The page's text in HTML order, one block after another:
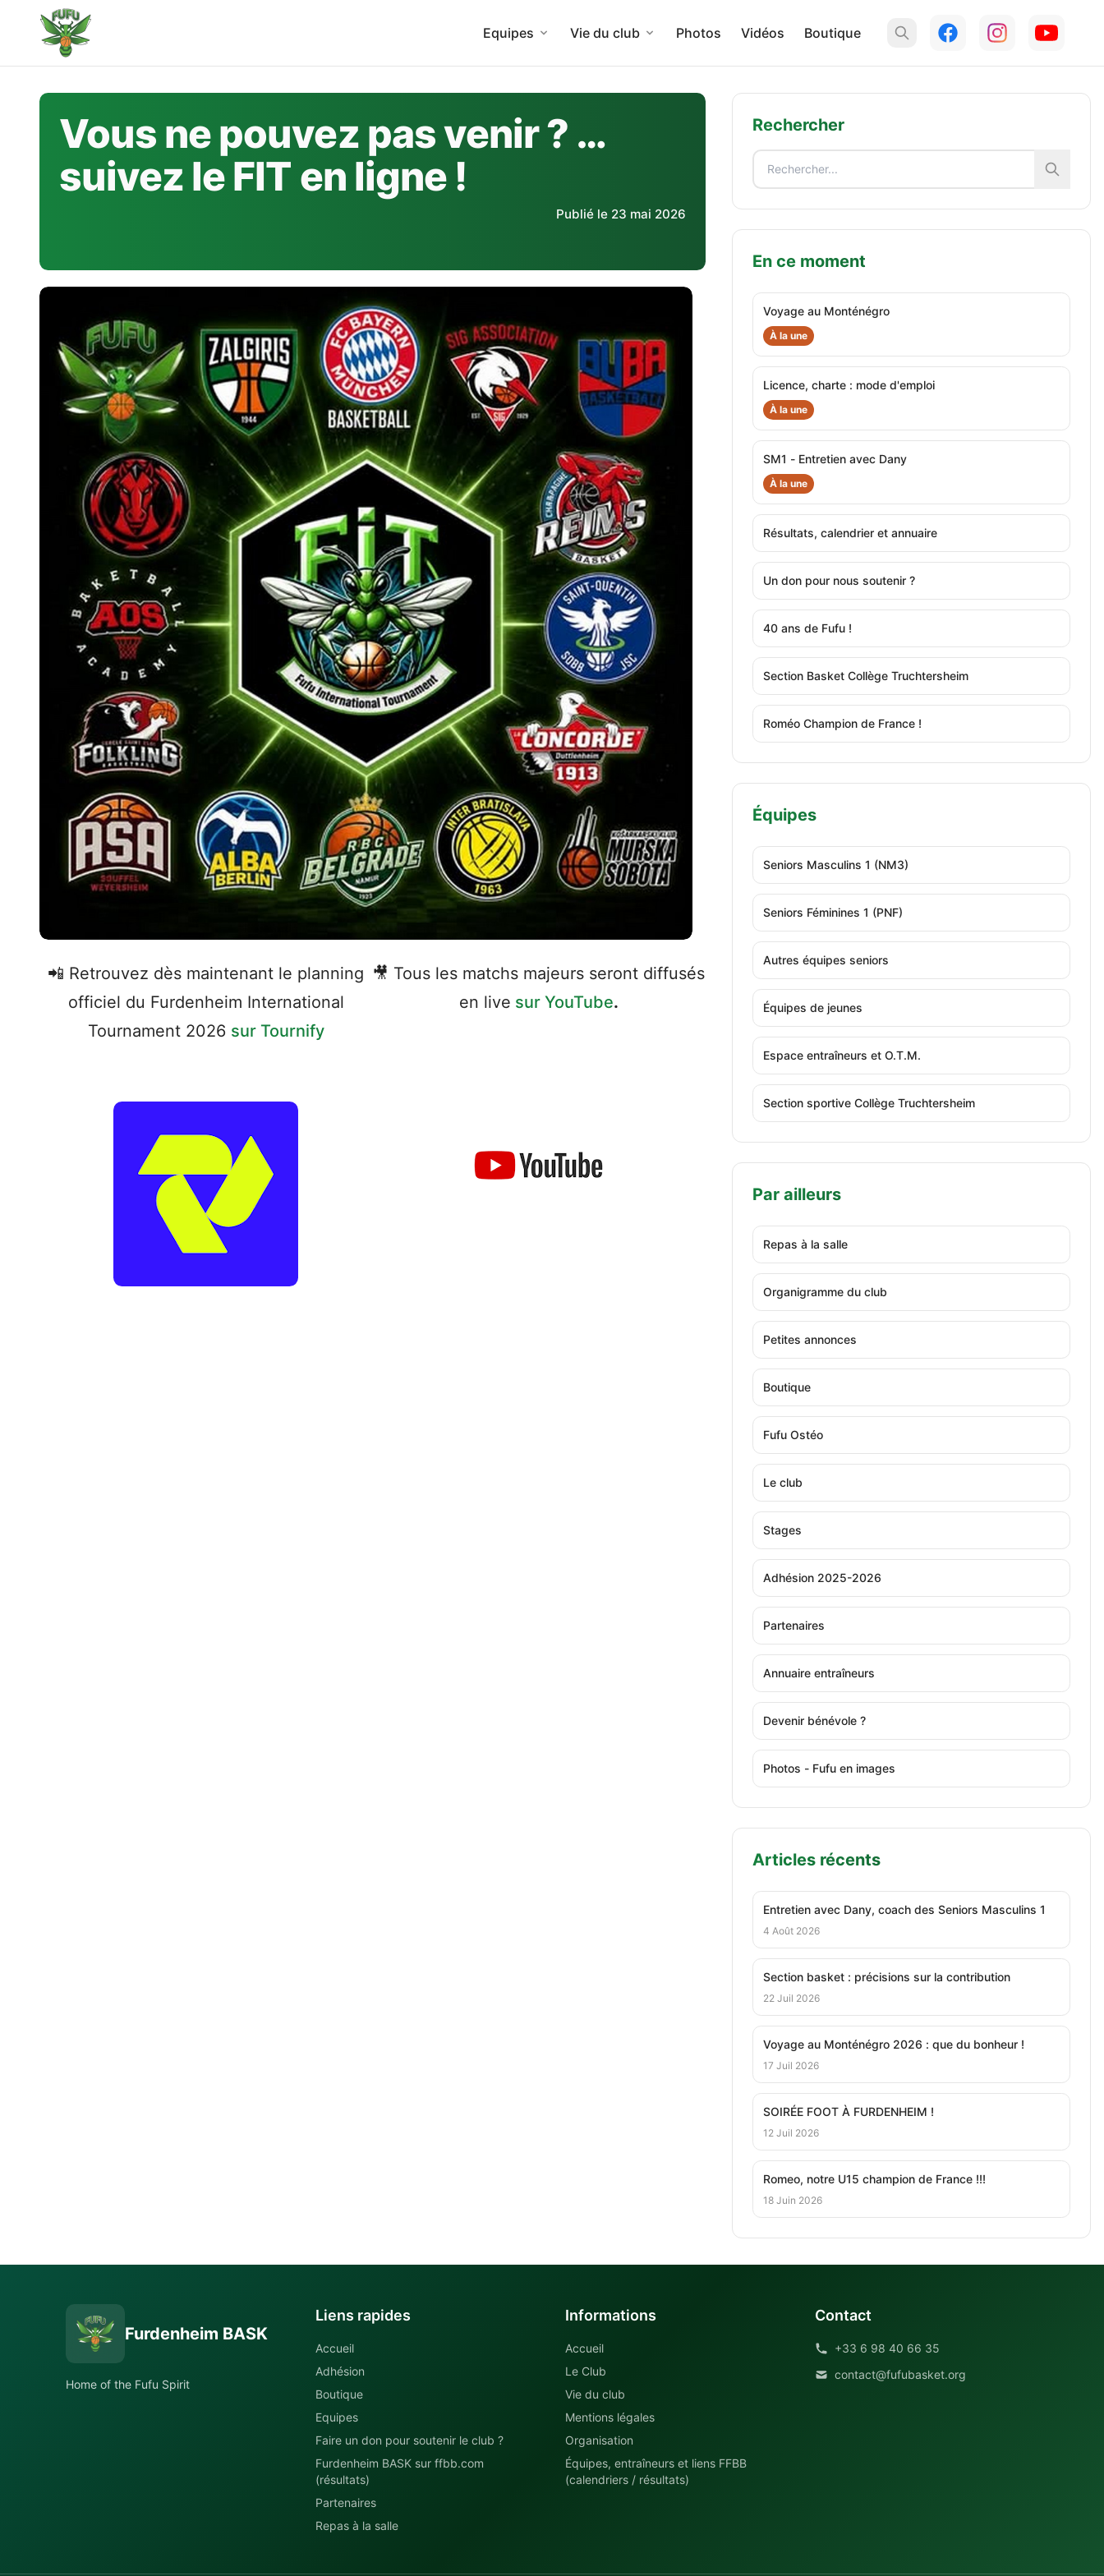
Equipes Vie du club Photos Vidéos Boutique
Vous ne pouvez pas venir ? …
suivez le FIT en ligne !
Publié le 23 mai 2026
📲 Retrouvez dès maintenant le planning
officiel du Furdenheim International
Tournament 2026 sur Tournify
🎥 Tous les matchs majeurs seront diffusés
en live sur YouTube.
Rechercher
En ce moment
Voyage au Monténégro
À la une
Licence, charte : mode d'emploi
À la une
SM1 - Entretien avec Dany
À la une
Résultats, calendrier et annuaire
Un don pour nous soutenir ?
40 ans de Fufu !
Section Basket Collège Truchtersheim
Roméo Champion de France !
Équipes
Seniors Masculins 1 (NM3)
Seniors Féminines 1 (PNF)
Autres équipes seniors
Équipes de jeunes
Espace entraîneurs et O.T.M.
Section sportive Collège Truchtersheim
Par ailleurs
Repas à la salle
Organigramme du club
Petites annonces
Boutique
Fufu Ostéo
Le club
Stages
Adhésion 2025-2026
Partenaires
Annuaire entraîneurs
Devenir bénévole ?
Photos - Fufu en images
Articles récents
Entretien avec Dany, coach des Seniors Masculins 1
4 Août 2026
Section basket : précisions sur la contribution
22 Juil 2026
Voyage au Monténégro 2026 : que du bonheur !
17 Juil 2026
SOIRÉE FOOT À FURDENHEIM !
12 Juil 2026
Romeo, notre U15 champion de France !!!
18 Juin 2026
Furdenheim BASK
Home of the Fufu Spirit
Liens rapides
Accueil
Adhésion
Boutique
Equipes
Faire un don pour soutenir le club ?
Furdenheim BASK sur ffbb.com
(résultats)
Partenaires
Repas à la salle
Informations
Accueil
Le Club
Vie du club
Mentions légales
Organisation
Équipes, entraîneurs et liens FFBB
(calendriers / résultats)
Contact
+33 6 98 40 66 35
contact@fufubasket.org